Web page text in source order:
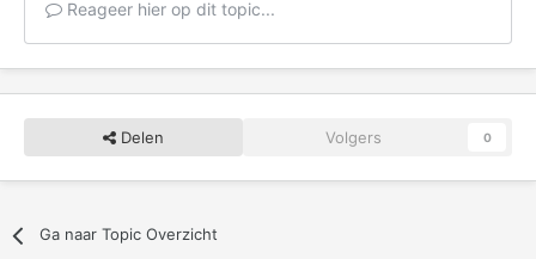
Reageer hier op dit topic...
Delen Volgers 0
Ga naar Topic Overzicht